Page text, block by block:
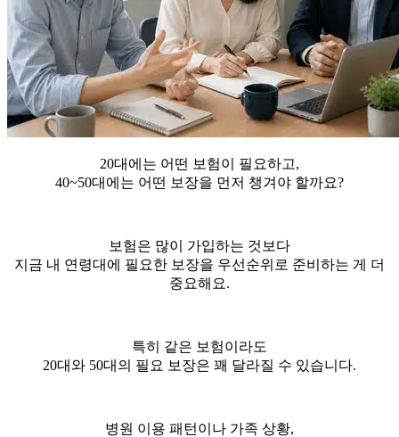
20대에는 어떤 보험이 필요하고,
40~50대에는 어떤 보장을 먼저 챙겨야 할까요?
보험은 많이 가입하는 것보다
지금 내 연령대에 필요한 보장을 우선순위로 준비하는 게 더
중요해요.
특히 같은 보험이라도
20대와 50대의 필요 보장은 꽤 달라질 수 있습니다.
병원 이용 패턴이나 가족 상황,